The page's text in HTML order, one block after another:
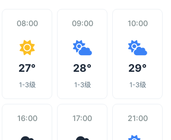
08:00
27°
1-3级
09:00
28°
1-3级
10:00
29°
1-3级
16:00 17:00 21:00